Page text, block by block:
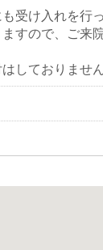
受け入れを行っ
すので、ご来
しておりませ